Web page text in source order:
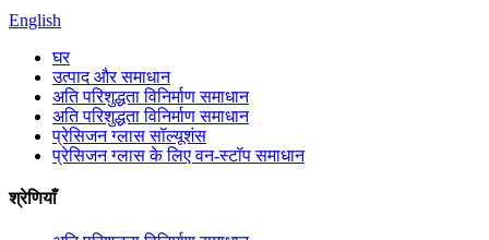
English
घर
उत्पाद और समाधान
अति परिशुद्धता विनिर्माण समाधान
अति परिशुद्धता विनिर्माण समाधान
प्रेसिजन ग्लास सॉल्यूशंस
प्रेसिजन ग्लास के लिए वन-स्टॉप समाधान
श्रेणियाँ